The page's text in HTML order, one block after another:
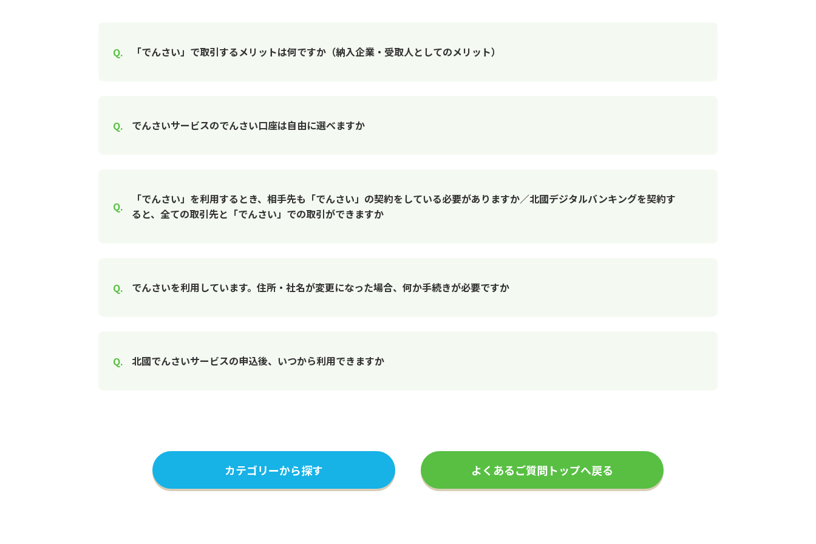
「でんさい」で取引するメリットは何ですか（納入企業・受取人としてのメリット）
でんさいサービスのでんさい口座は自由に選べますか
「でんさい」を利用するとき、相手先も「でんさい」の契約をしている必要がありますか／北國デジタルバンキングを契約す
ると、全ての取引先と「でんさい」での取引ができますか
でんさいを利用しています。住所・社名が変更になった場合、何か手続きが必要ですか
北國でんさいサービスの申込後、いつから利用できますか
カテゴリーから探す よくあるご質問トップへ戻る